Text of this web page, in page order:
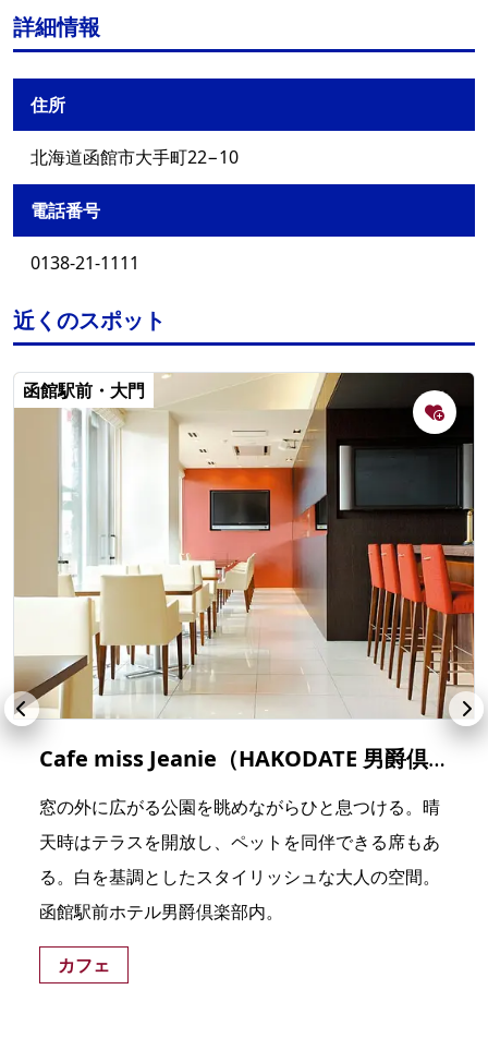
詳細情報
住所
北海道函館市大手町22−10
電話番号
0138-21-1111
近くのスポット
函館駅前・大門
Cafe miss Jeanie（HAKODATE 男爵倶楽部 HOTEL & RESORTS）
窓の外に広がる公園を眺めながらひと息つける。晴
天時はテラスを開放し、ペットを同伴できる席もあ
る。白を基調としたスタイリッシュな大人の空間。
函館駅前ホテル男爵倶楽部内。
カフェ